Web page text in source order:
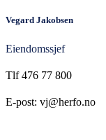
Vegard Jakobsen
Eiendomssjef
Tlf 476 77 800
E-post: vj@herfo.no